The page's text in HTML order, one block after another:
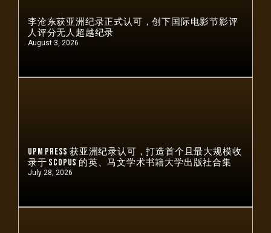
李沧东获亚洲纪录正式认可，创下国际电影节影评
人评分无人超越纪录
August 3, 2026
UPM Press 获亚洲纪录认可，打造首个且最大规模收
录于 Scopus 的英、马文学术书籍大学出版社合集
July 28, 2026